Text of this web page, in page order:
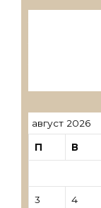
август 2026
П В
3 4